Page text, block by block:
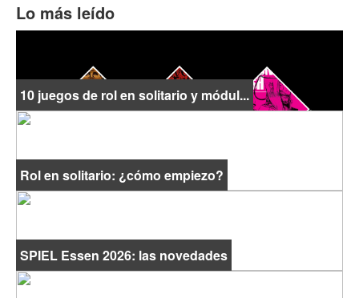
Lo más leído
10 juegos de rol en solitario y módul...
Rol en solitario: ¿cómo empiezo?
SPIEL Essen 2026: las novedades